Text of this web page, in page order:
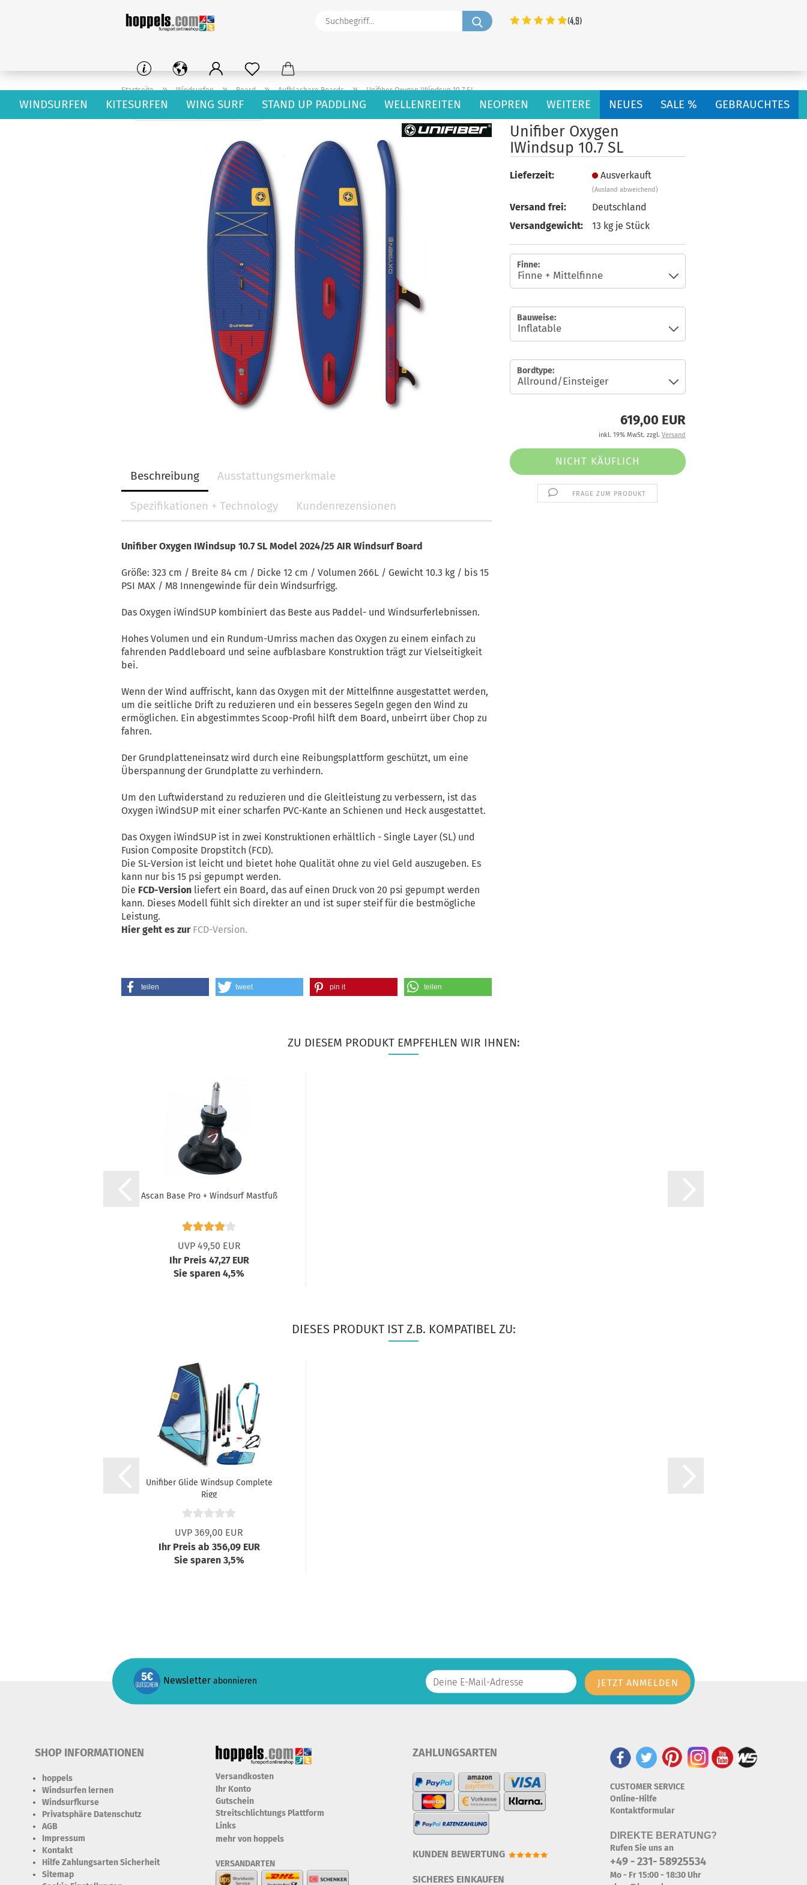
Suchbegriff...
WINDSURFEN KITESURFEN WING SURF STAND UP PADDLING WELLENREITEN NEOPREN NEUES SALE % GEBRAUCHTES
WEITERE
Startseite » Windsurfen » Board » Aufblasbare Boards » Unifiber Oxygen IWindsup 10.7 SL
Unifiber Oxygen
IWindsup 10.7 SL
Lieferzeit: Ausverkauft
(Ausland abweichend)
Versand frei:
Deutschland
Versandgewicht:
13 kg je Stück
Finne:
Bauweise:
Bordtype:
619,00 EUR
inkl. 19% MwSt. zzgl. Versand
FRAGE ZUM PRODUKT
Beschreibung Ausstattungsmerkmale
Spezifikationen + Technology Kundenrezensionen
Unifiber Oxygen IWindsup 10.7 SL Model 2024/25 AIR Windsurf Board
Größe: 323 cm / Breite 84 cm / Dicke 12 cm / Volumen 266L / Gewicht 10.3 kg / bis 15
PSI MAX / M8 Innengewinde für dein Windsurfrigg.
Das Oxygen iWindSUP kombiniert das Beste aus Paddel- und Windsurferlebnissen.
Hohes Volumen und ein Rundum-Umriss machen das Oxygen zu einem einfach zu
fahrenden Paddleboard und seine aufblasbare Konstruktion trägt zur Vielseitigkeit
bei.
Wenn der Wind auffrischt, kann das Oxygen mit der Mittelfinne ausgestattet werden,
um die seitliche Drift zu reduzieren und ein besseres Segeln gegen den Wind zu
ermöglichen. Ein abgestimmtes Scoop-Profil hilft dem Board, unbeirrt über Chop zu
fahren.
Der Grundplatteneinsatz wird durch eine Reibungsplattform geschützt, um eine
Überspannung der Grundplatte zu verhindern.
Um den Luftwiderstand zu reduzieren und die Gleitleistung zu verbessern, ist das
Oxygen iWindSUP mit einer scharfen PVC-Kante an Schienen und Heck ausgestattet.
Das Oxygen iWindSUP ist in zwei Konstruktionen erhältlich - Single Layer (SL) und
Fusion Composite Dropstitch (FCD).
Die SL-Version ist leicht und bietet hohe Qualität ohne zu viel Geld auszugeben. Es
kann nur bis 15 psi gepumpt werden.
Die FCD-Version liefert ein Board, das auf einen Druck von 20 psi gepumpt werden
kann. Dieses Modell fühlt sich direkter an und ist super steif für die bestmögliche
Leistung.
Hier geht es zur FCD-Version.
teilen tweet pin it teilen
ZU DIESEM PRODUKT EMPFEHLEN WIR IHNEN:
Ascan Base Pro + Windsurf Mastfuß
UVP 49,50 EUR
Ihr Preis 47,27 EUR
Sie sparen 4,5%
DIESES PRODUKT IST Z.B. KOMPATIBEL ZU:
Unifiber Glide Windsup Complete
Rigg
UVP 369,00 EUR
Ihr Preis ab 356,09 EUR
Sie sparen 3,5%
Newsletter abonnieren
SHOP INFORMATIONEN
hoppels
Windsurfen lernen
Windsurfkurse
Privatsphäre Datenschutz
AGB
Impressum
Kontakt
Hilfe Zahlungsarten Sicherheit
Sitemap
Versandkosten
Ihr Konto
Gutschein
Streitschlichtungs Plattform
Links
mehr von hoppels
VERSANDARTEN
ZAHLUNGSARTEN
KUNDEN BEWERTUNG
SICHERES EINKAUFEN
CUSTOMER SERVICE
Online-Hilfe
Kontaktformular
DIREKTE BERATUNG?
Rufen Sie uns an
+49 - 231- 58925534
Mo - Fr 15:00 - 18:30 Uhr